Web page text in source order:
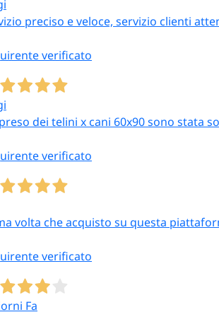
preciso e veloce, servizio clienti
verificato
dei telini x cani 60x90 sono stata
verificato
volta che acquisto su questa
verificato
Fa